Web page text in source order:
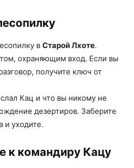
в Старой Лхоте.
охраняющим вход. Если вы
получите ключ от
Кац и что вы никому не
дезертиров. Заберите
и уходите.
к командиру Кацу